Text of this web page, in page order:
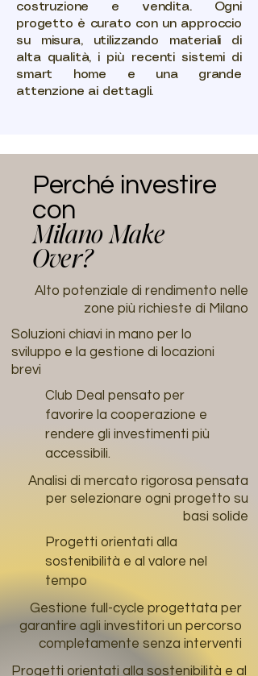
costruzione e vendita. Ogni
progetto è curato con un approccio
su misura, utilizzando materiali di
alta qualità, i più recenti sistemi di
smart home e una grande
attenzione ai dettagli.
Perché investire
con
Milano Make
Over?
Alto potenziale di rendimento nelle
zone più richieste di Milano
Soluzioni chiavi in mano per lo
sviluppo e la gestione di locazioni
brevi
Club Deal pensato per
favorire la cooperazione e
rendere gli investimenti più
accessibili.
Analisi di mercato rigorosa pensata
per selezionare ogni progetto su
basi solide
Progetti orientati alla
sostenibilità e al valore nel
tempo
Gestione full-cycle progettata per
garantire agli investitori un percorso
completamente senza interventi
Progetti orientati alla sostenibilità e al